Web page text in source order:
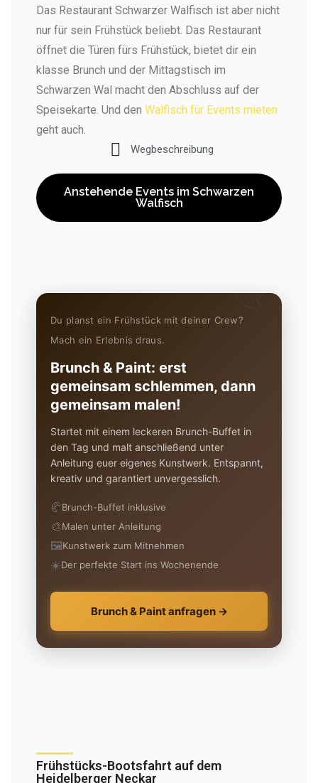
Das Restaurant Schwarzer Walfisch ist aber nicht
nur für sein Frühstück beliebt. Das Restaurant
öffnet die Türen fürs Frühstück, bietet dir ein
klasse Brunch und der Mittagstisch im
Schwarzen Wal macht den Abschluss auf der
Speisekarte. Und den Walfisch für Events mieten
geht auch.
Wegbeschreibung
Anstehende Events im Schwarzen
Walfisch
🎨
Du planst ein Frühstück mit deiner Crew?
Mach ein Erlebnis draus.
Brunch & Paint: erst
gemeinsam schlemmen, dann
gemeinsam malen!
Startet mit einem leckeren Brunch-Buffet in
den Tag und malt anschließend unter
Anleitung euer eigenes Kunstwerk. Entspannt,
kreativ und garantiert unvergesslich.
🥐Brunch-Buffet inklusive
🎨Malen unter Anleitung
🖼️Kunstwerk zum Mitnehmen
☀️Der perfekte Start ins Wochenende
Brunch & Paint anfragen →
Frühstücks-Bootsfahrt auf dem
Heidelberger Neckar